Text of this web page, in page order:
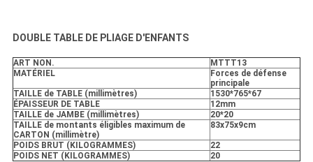
DOUBLE TABLE DE PLIAGE D'ENFANTS
ART NON.
MTTT13
MATÉRIEL
Forces de défense
principale
TAILLE de TABLE (millimètres)
1530*765*67
ÉPAISSEUR DE TABLE
12mm
TAILLE de JAMBE (millimètres)
20*20
TAILLE de montants éligibles maximum de
CARTON (millimètre)
83x75x9cm
POIDS BRUT (KILOGRAMMES)
22
POIDS NET (KILOGRAMMES)
20